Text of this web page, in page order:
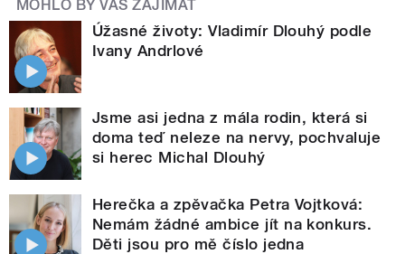
MOHLO BY VÁS ZAJÍMAT
Úžasné životy: Vladimír Dlouhý podle
Ivany Andrlové
Jsme asi jedna z mála rodin, která si
doma teď neleze na nervy, pochvaluje
si herec Michal Dlouhý
Herečka a zpěvačka Petra Vojtková:
Nemám žádné ambice jít na konkurs.
Děti jsou pro mě číslo jedna